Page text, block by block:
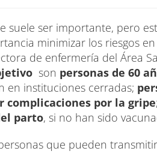
suele ser importante, pero
minimizar los riesgos en
de enfermería del Área
son personas de 60
en instituciones cerradas;
complicaciones por la gripe
parto, si no han sido
que pueden